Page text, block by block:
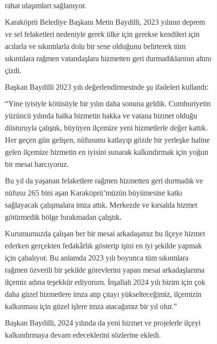
rahat ulaşımları sağlanıyor.
Karaköprü Belediye Başkanı Metin Baydilli, 2023 yılının deprem
ve sel felaketleri nedeniyle gerek ülke için gerekse kendileri için
acılarla ve sıkıntılarla dolu bir sene olduğunu belirterek tüm
sıkıntılara rağmen vatandaşlara hizmetten geri durmadıklarının altını
çizdi.
Başkan Baydilli 2023 yılı değerlendirmesinde şu ifadeleri kullandı:
“Yine iyisiyle kötüsüyle bir yılın daha sonuna geldik. Cumhuriyetin
yüzüncü yılında halka hizmetin hakka ve vatana hizmet olduğu
düsturuyla çalıştık, büyüyen ilçemize yeni hizmetlerle değer kattık.
Her geçen gün gelişen, nüfusunu katlayıp gözde bir yerleşke haline
gelen ilçemize hizmetin en iyisini sunarak kalkındırmak için yoğun
bir mesai harcıyoruz.
Bu yıl da yaşanan felaketlere rağmen hizmetten geri durmadık ve
nüfusu 265 bini aşan Karaköprü’müzün büyümesine katkı
sağlayacak çalışmalara imza attık. Merkezde ve kırsalda hizmet
götürmedik bölge bırakmadan çalıştık.
Kurumumuzda çalışan her bir mesai arkadaşımız bu ilçeye hizmet
ederken gerçekten fedakârlık gösterip işini en iyi şekilde yapmak
için çabalıyor. Bu anlamda 2023 yılı boyunca tüm sıkıntılara
rağmen özverili bir şekilde görevlerini yapan mesai arkadaşlarıma
ilçemiz adına teşekkür ediyorum. İnşallah 2024 yılı bizim için çok
daha güzel hizmetlere imza atıp çıtayı yükselteceğimiz, ilçemizin
kalkınması için güzel işlere imza atacağımız bir yıl olur.”
Başkan Baydilli, 2024 yılında da yeni hizmet ve projelerle ilçeyi
kalkındırmaya devam edeceklerini sözlerine ekledi.